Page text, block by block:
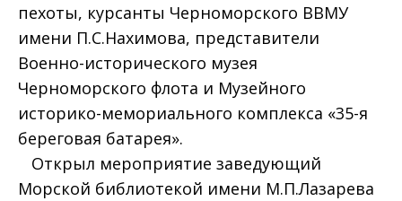
пехоты, курсанты Черноморского ВВМУ
имени П.С.Нахимова, представители
Военно-исторического музея
Черноморского флота и Музейного
историко-мемориального комплекса «35-я
береговая батарея».
Открыл мероприятие заведующий
Морской библиотекой имени М.П.Лазарева